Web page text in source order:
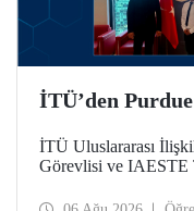
İTÜ’den
İTÜ Uluslararası
Görevlisi ve IAESTE
Temmuz tarihlerinde